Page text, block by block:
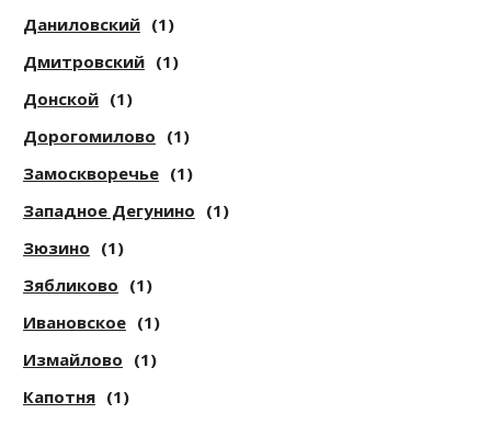
Даниловский (1)
Дмитровский (1)
Донской (1)
Дорогомилово (1)
Замоскворечье (1)
Западное Дегунино (1)
Зюзино (1)
Зябликово (1)
Ивановское (1)
Измайлово (1)
Капотня (1)